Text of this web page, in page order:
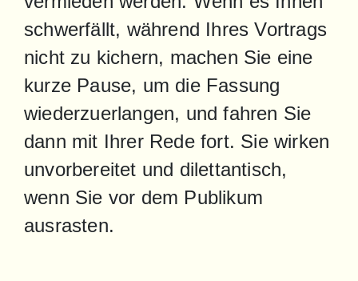
schwerfällt, während Ihres Vortrags
nicht zu kichern, machen Sie eine
kurze Pause, um die Fassung
wiederzuerlangen, und fahren Sie
dann mit Ihrer Rede fort. Sie wirken
unvorbereitet und dilettantisch,
wenn Sie vor dem Publikum
ausrasten.